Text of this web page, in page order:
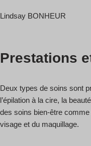
Lindsay BONHEUR
Prestations
Deux types de soins sont
l’épilation à la cire, la
des soins bien-être
visage et du maquillage.